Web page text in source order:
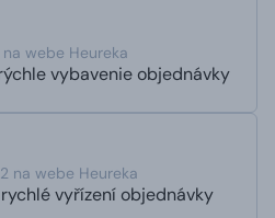
na webe Heureka
vybavenie objednávky
na webe Heureka
vyřízení objednávky